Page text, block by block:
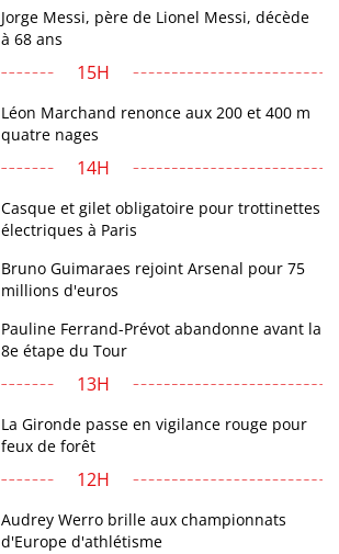
Jorge Messi, père de Lionel Messi, décède
à 68 ans
15H
Léon Marchand renonce aux 200 et 400 m
quatre nages
14H
Casque et gilet obligatoire pour trottinettes
électriques à Paris
Bruno Guimaraes rejoint Arsenal pour 75
millions d'euros
Pauline Ferrand-Prévot abandonne avant la
8e étape du Tour
13H
La Gironde passe en vigilance rouge pour
feux de forêt
12H
Audrey Werro brille aux championnats
d'Europe d'athlétisme